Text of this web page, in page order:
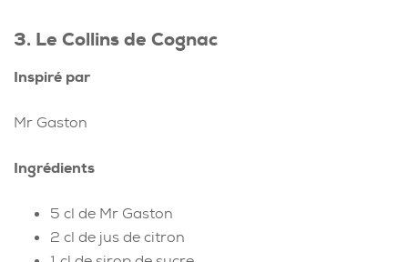
3. Le Collins de Cognac
Inspiré par
Mr Gaston
Ingrédients
5 cl de Mr Gaston
2 cl de jus de citron